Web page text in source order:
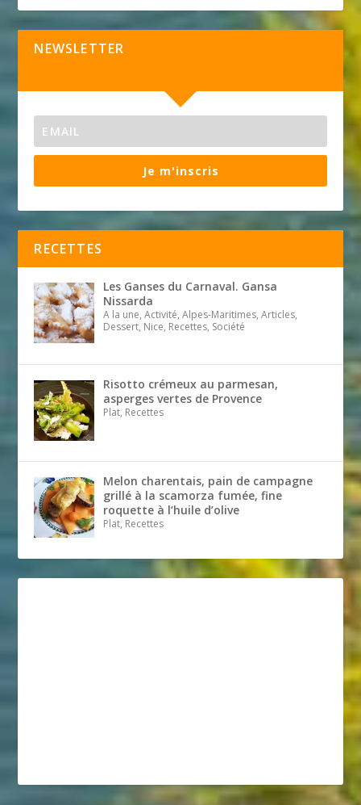
NEWSLETTER
Je m'inscris
RECETTES
Les Ganses du Carnaval. Gansa
Nissarda
A la une, Activité, Alpes-Maritimes, Articles,
Dessert, Nice, Recettes, Société
Risotto crémeux au parmesan,
asperges vertes de Provence
Plat, Recettes
Melon charentais, pain de campagne
grillé à la scamorza fumée, fine
roquette à l’huile d’olive
Plat, Recettes